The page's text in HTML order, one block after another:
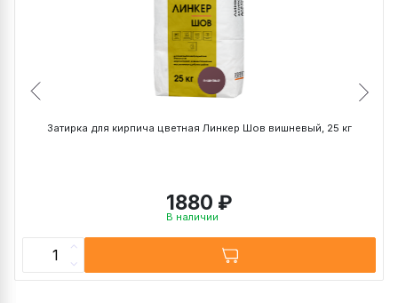
~ 52 кг
~ 47 кг
1,4 НФ (250х120х88
~ 38 кг
Затирка для кирпича цветная Линкер Шов вишневый, 25 кг
1880 ₽
В наличии